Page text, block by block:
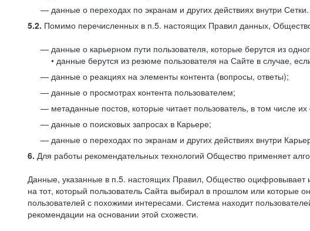
данные о переходах по экранам и других действиях внутри Сетки.
5.2. Помимо перечисленных в п.5. настоящих Правил данных,
данные о карьерном пути пользователя, которые берутся из
• данные берутся из резюме пользователя на Сайте в случае,
данные о реакциях на элементы контента (вопросы, ответы);
данные о просмотрах контента пользователем;
метаданные постов, которые читает пользователь, в том числе их
данные о поисковых запросах в Карьере;
данные о переходах по экранам и других действиях внутри
6. Для работы рекомендательных технологий Общество применяет
Данные, указанные в п.5. настоящих Правил, Общество оцифровывает
на тот, который пользователь Сайта выбирал в прошлом или которые
пользователей с похожими интересами. Система находит
рекомендации на основании этой схожести.